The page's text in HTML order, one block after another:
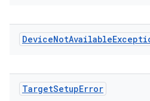
DeviceNotAvailable
TargetSetupError